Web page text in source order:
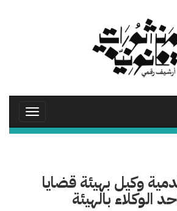
Toggle
وكيل بهيئة قضايا
الوكلاء بالهيئة